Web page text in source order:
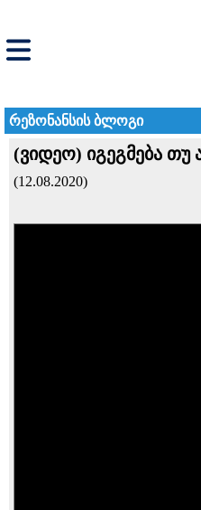
რეზონანსის ბლოგი
(ვიდეო) იგეგმება თუ
(12.08.2020)